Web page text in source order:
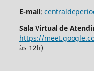
E-mail:
Sala Virtual de
https://
às 12h)